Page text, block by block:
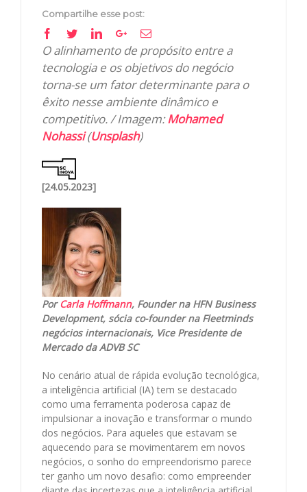
Compartilhe esse post:
Facebook
TwitterLinkedinGoogle+Email
O alinhamento de propósito entre a
tecnologia e os objetivos do negócio
torna-se um fator determinante para o
êxito nesse ambiente dinâmico e
competitivo. / Imagem:Mohamed
Nohassi(Unsplash)
[24.05.2023]
Por Carla Hoffmann, Founder na HFN Business
Development, sócia co-founder na Fleetminds
negócios internacionais, Vice Presidente de
Mercado da ADVB SC
No cenário atual de rápida evolução tecnológica,
a inteligência artificial (IA) tem se destacado
como uma ferramenta poderosa capaz de
impulsionar a inovação e transformar o mundo
dos negócios. Para aqueles que estavam se
aquecendo para se movimentarem em novos
negócios, o sonho do empreendorismo parece
ter ganho um novo desafio: como empreender